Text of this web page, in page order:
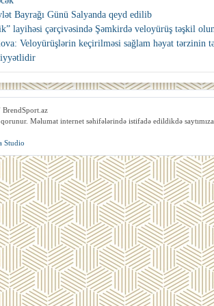
Bayrağı Günü Salyanda qeyd edilib
layihəsi çərçivəsində Şəmkirdə veloyürüş təşkil
Veloyürüşlərin keçirilməsi sağlam həyat tərzinin
Məlumat internet səhifələrində istifadə edildikdə
Studio